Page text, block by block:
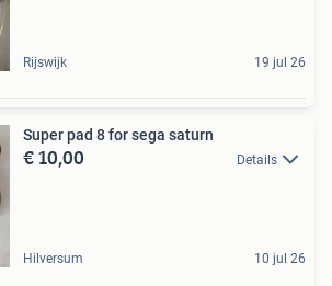
Rijswijk 19 jul 26
Super pad 8 for sega saturn
€ 10,00 Details
Hilversum 10 jul 26